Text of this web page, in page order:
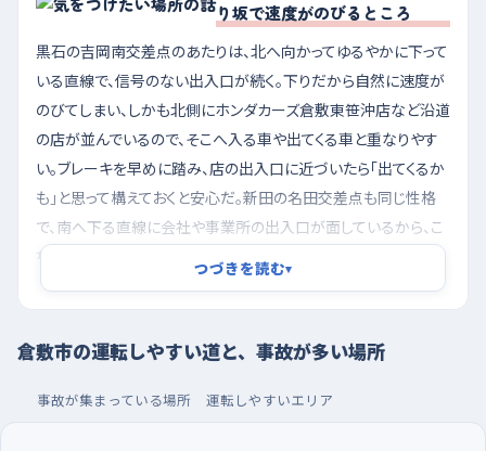
り坂で速度がのびるところ
黒石の吉岡南交差点のあたりは、北へ向かってゆるやかに下って
いる直線で、信号のない出入口が続く。下りだから自然に速度が
のびてしまい、しかも北側にホンダカーズ倉敷東笹沖店など沿道
の店が並んでいるので、そこへ入る車や出てくる車と重なりやす
い。ブレーキを早めに踏み、店の出入口に近づいたら「出てくるか
も」と思って構えておくと安心だ。新田の名田交差点も同じ性格
で、南へ下る直線に会社や事業所の出入口が面しているから、こ
ちらも下り勾配と出入りが重なって判断が忙しくなる。連島二丁
目交差点や昭和町交差点のように信号がある平坦な交差点で
は、右折で対向車を待つ間に気持ちがあせりやすいので、無理せ
ず一台見送るつもりで待とう。
夕方の混む時間を避けて、大型店の駐車場で車庫入れ
つづきを読む▾
倉敷市の運転しやすい道と、事故が多い場所
事故が集まっている場所 運転しやすいエリア